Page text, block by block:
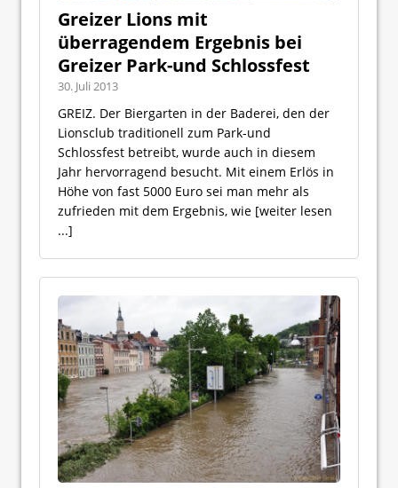
Greizer Lions mit
überragendem Ergebnis bei
Greizer Park-und Schlossfest
30. Juli 2013
GREIZ. Der Biergarten in der Baderei, den der
Lionsclub traditionell zum Park-und
Schlossfest betreibt, wurde auch in diesem
Jahr hervorragend besucht. Mit einem Erlös in
Höhe von fast 5000 Euro sei man mehr als
zufrieden mit dem Ergebnis, wie [weiter lesen
...]